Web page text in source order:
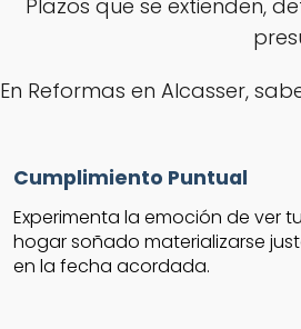
Plazos que se extienden,
En Reformas en Alcasser,
Cumplimiento Puntual
Experimenta la emoción de ver tu
hogar soñado materializarse
en la fecha acordada.